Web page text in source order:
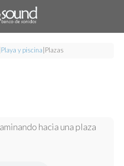
Playa y piscina Plazas
hacia una plaza